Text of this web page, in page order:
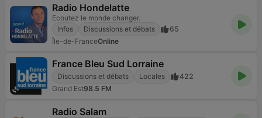
Radio Hondelatte
Ecoutez le monde changer.
Infos
Discussions et débats
65
Île-de-FranceOnline
France Bleu Sud Lorraine
Discussions et débats Locales
422
Grand Est98.5 FM
Radio Salam